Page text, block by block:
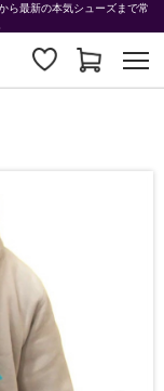
ら最新の本気シューズまで常